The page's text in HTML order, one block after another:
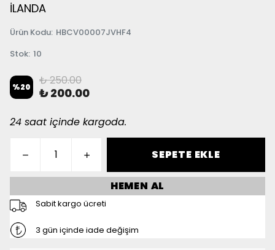
İLANDA
Ürün Kodu: HBCV00007JVHF4
Stok: 10
%20 ₺ 250.00
₺ 200.00
24 saat içinde kargoda.
SEPETE EKLE
HEMEN AL
Sabit kargo ücreti
3 gün içinde iade değişim